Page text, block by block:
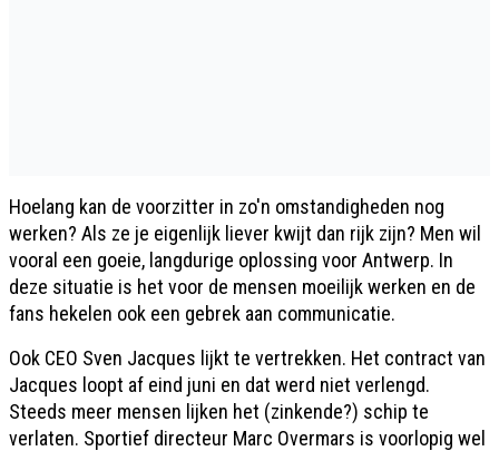
Hoelang kan de voorzitter in zo'n omstandigheden nog
werken? Als ze je eigenlijk liever kwijt dan rijk zijn? Men wil
vooral een goeie, langdurige oplossing voor Antwerp. In
deze situatie is het voor de mensen moeilijk werken en de
fans hekelen ook een gebrek aan communicatie.
Ook CEO Sven Jacques lijkt te vertrekken. Het contract van
Jacques loopt af eind juni en dat werd niet verlengd.
Steeds meer mensen lijken het (zinkende?) schip te
verlaten. Sportief directeur Marc Overmars is voorlopig wel